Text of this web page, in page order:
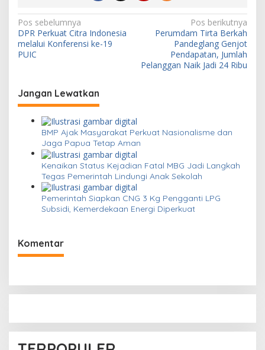
N
a
v
g
a
Pos sebelumnya
DPR Perkuat Citra Indonesia
melalui Konferensi ke-19
PUIC
Pos berikutnya
Perumdam Tirta Berkah
Pandeglang Genjot
Pendapatan, Jumlah
Pelanggan Naik Jadi 24 Ribu
Jangan Lewatkan
BMP Ajak Masyarakat Perkuat Nasionalisme dan
Jaga Papua Tetap Aman
Kenaikan Status Kejadian Fatal MBG Jadi Langkah
Tegas Pemerintah Lindungi Anak Sekolah
Pemerintah Siapkan CNG 3 Kg Pengganti LPG
Subsidi, Kemerdekaan Energi Diperkuat
Komentar